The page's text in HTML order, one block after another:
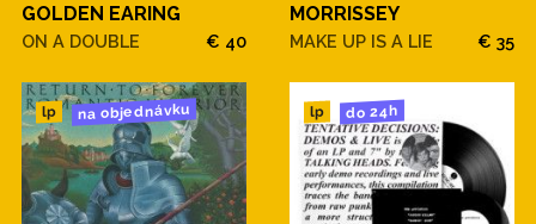
GOLDEN EARING
ON A DOUBLE € 40
MORRISSEY
MAKE UP IS A LIE € 35
lp na objednávku lp do 24h